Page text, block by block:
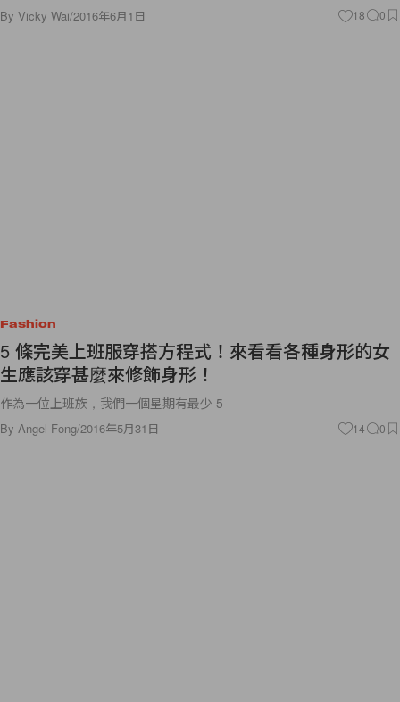
By Vicky Wai/2016年6月1日 18 0
Fashion
5 條完美上班服穿搭方程式！來看看各種身形的女
生應該穿甚麼來修飾身形！
作為一位上班族，我們一個星期有最少 5
By Angel Fong/2016年5月31日 14 0